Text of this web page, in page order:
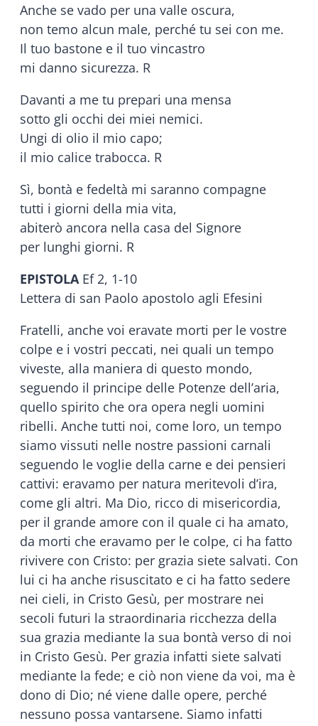
Anche se vado per una valle oscura,
non temo alcun male, perché tu sei con me.
Il tuo bastone e il tuo vincastro
mi danno sicurezza. R
Davanti a me tu prepari una mensa
sotto gli occhi dei miei nemici.
Ungi di olio il mio capo;
il mio calice trabocca. R
Sì, bontà e fedeltà mi saranno compagne
tutti i giorni della mia vita,
abiterò ancora nella casa del Signore
per lunghi giorni. R
EPISTOLA Ef 2, 1-10
Lettera di san Paolo apostolo agli Efesini
Fratelli, anche voi eravate morti per le vostre
colpe e i vostri peccati, nei quali un tempo
viveste, alla maniera di questo mondo,
seguendo il principe delle Potenze dell’aria,
quello spirito che ora opera negli uomini
ribelli. Anche tutti noi, come loro, un tempo
siamo vissuti nelle nostre passioni carnali
seguendo le voglie della carne e dei pensieri
cattivi: eravamo per natura meritevoli d’ira,
come gli altri. Ma Dio, ricco di misericordia,
per il grande amore con il quale ci ha amato,
da morti che eravamo per le colpe, ci ha fatto
rivivere con Cristo: per grazia siete salvati. Con
lui ci ha anche risuscitato e ci ha fatto sedere
nei cieli, in Cristo Gesù, per mostrare nei
secoli futuri la straordinaria ricchezza della
sua grazia mediante la sua bontà verso di noi
in Cristo Gesù. Per grazia infatti siete salvati
mediante la fede; e ciò non viene da voi, ma è
dono di Dio; né viene dalle opere, perché
nessuno possa vantarsene. Siamo infatti